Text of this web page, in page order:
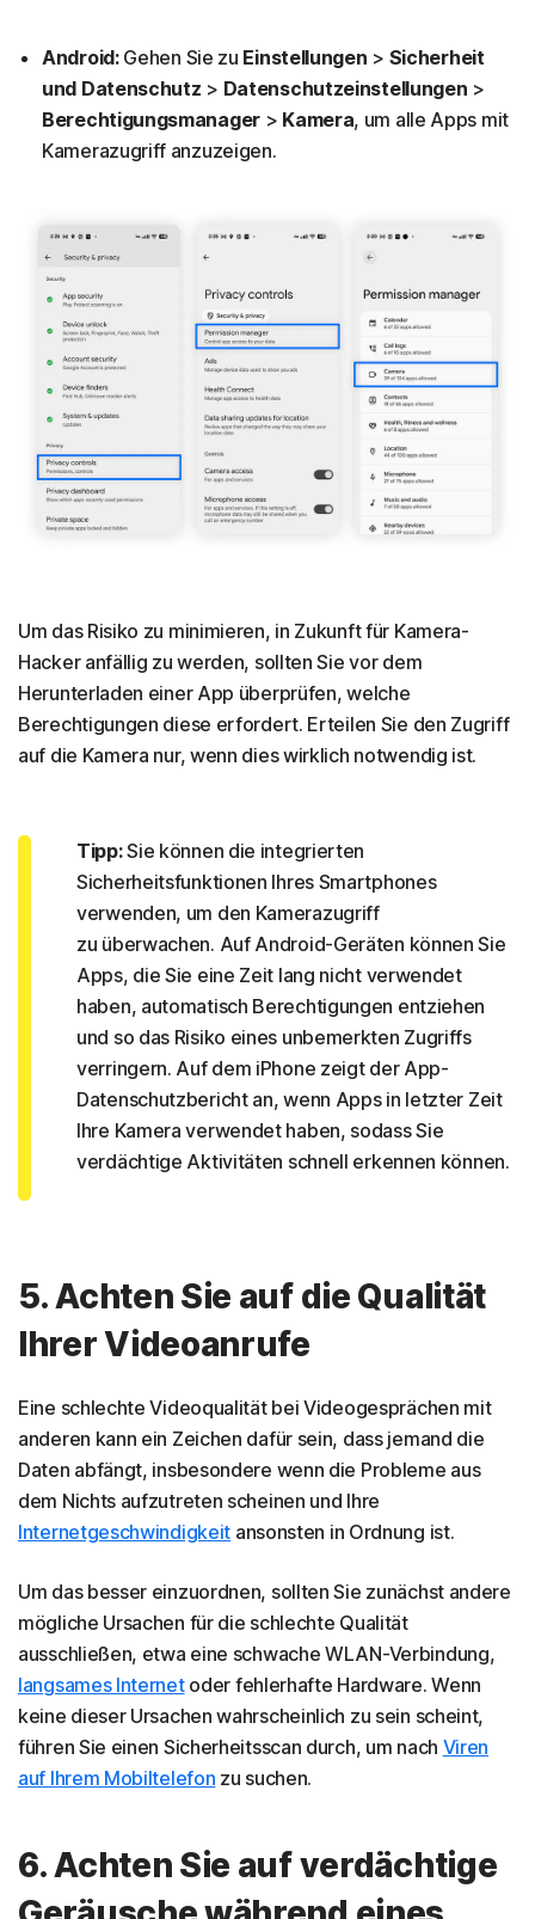
Android:Gehen Sie zu Einstellungen > Sicherheit
und Datenschutz > Datenschutzeinstellungen >
Berechtigungsmanager > Kamera, um alle Apps mit
Kamerazugriff anzuzeigen.
Um das Risiko zu minimieren, in Zukunft für Kamera-
Hacker anfällig zu werden, sollten Sie vor dem
Herunterladen einer App überprüfen, welche
Berechtigungen diese erfordert. Erteilen Sie den Zugriff
auf die Kamera nur, wenn dies wirklich notwendig ist.
Tipp:Sie können die integrierten
Sicherheitsfunktionen Ihres Smartphones
verwenden, um den Kamerazugriff
zu überwachen. Auf Android-Geräten können Sie
Apps, die Sie eine Zeit lang nicht verwendet
haben, automatisch Berechtigungen entziehen
und so das Risiko eines unbemerkten Zugriffs
verringern. Auf dem iPhone zeigt der App-
Datenschutzbericht an, wenn Apps in letzter Zeit
Ihre Kamera verwendet haben, sodass Sie
verdächtige Aktivitäten schnell erkennen können.
5. Achten Sie auf die Qualität
Ihrer Videoanrufe
Eine schlechte Videoqualität bei Videogesprächen mit
anderen kann ein Zeichen dafür sein, dass jemand die
Daten abfängt, insbesondere wenn die Probleme aus
dem Nichts aufzutreten scheinen und Ihre
Internetgeschwindigkeit ansonsten in Ordnung ist.
Um das besser einzuordnen, sollten Sie zunächst andere
mögliche Ursachen für die schlechte Qualität
ausschließen, etwa eine schwache WLAN-Verbindung,
langsames Internetoder fehlerhafte Hardware. Wenn
keine dieser Ursachen wahrscheinlich zu sein scheint,
führen Sie einen Sicherheitsscan durch, um nach Viren
auf Ihrem Mobiltelefon zu suchen.
6. Achten Sie auf verdächtige